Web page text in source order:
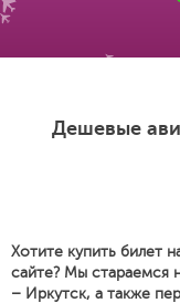
Дешевые
Хотите купить билет
сайте? Мы стараемся
– Иркутск, а также